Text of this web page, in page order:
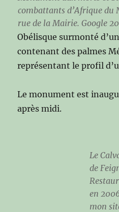
combattants d’Afrique du
rue de la Mairie. Google
Obélisque surmonté
contenant des palmes
représentant le profil
Le monument est
après midi.
Le
de
en
mon